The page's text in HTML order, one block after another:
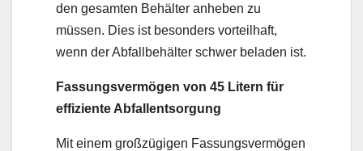
den gesamten Behälter anheben zu
müssen. Dies ist besonders vorteilhaft,
wenn der Abfallbehälter schwer beladen ist.
Fassungsvermögen von 45 Litern für
effiziente Abfallentsorgung
Mit einem großzügigen Fassungsvermögen